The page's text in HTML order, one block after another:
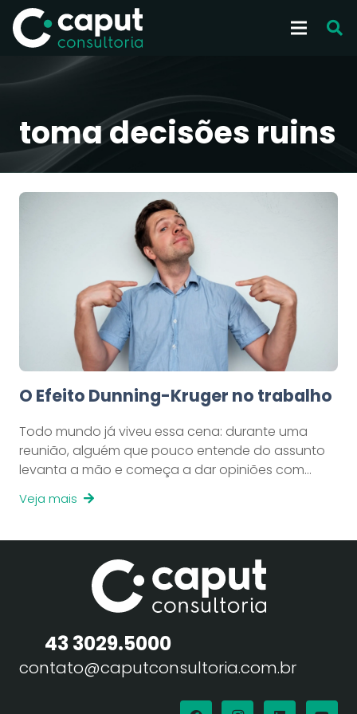
toma decisões ruins
O Efeito Dunning-Kruger no trabalho
Todo mundo já viveu essa cena: durante uma
reunião, alguém que pouco entende do assunto
levanta a mão e começa a dar opiniões com…
Veja mais
43 3029.5000
contato@caputconsultoria.com.br